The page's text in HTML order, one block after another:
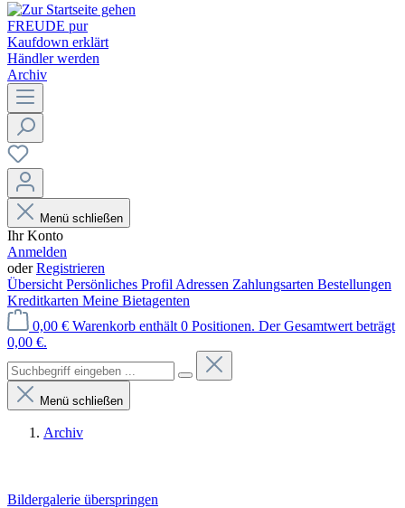
FREUDE pur
Kaufdown erklärt
Händler werden
Archiv
Menü schließen
Ihr Konto
Anmelden
oderRegistrieren
Übersicht Persönliches Profil Adressen Zahlungsarten Bestellungen
Kreditkarten Meine Bietagenten
0,00 € Warenkorb enthält 0 Positionen. Der Gesamtwert beträgt
0,00 €.
Menü schließen
Archiv
Bildergalerie überspringen